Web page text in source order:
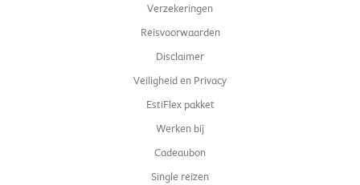
Verzekeringen
Reisvoorwaarden
Disclaimer
Veiligheid en Privacy
EstiFlex pakket
Werken bij
Cadeaubon
Single reizen